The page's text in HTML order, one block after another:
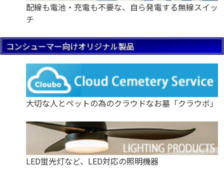
配線も電池・充電も不要な、自ら発電する無線スイッ
チ
コンシューマー向けオリジナル製品
大切な人とペットの為のクラウドなお墓「クラウボ」
LED蛍光灯など、LED対応の照明機器